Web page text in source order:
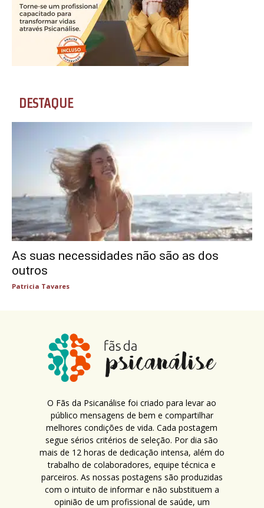
DESTAQUE
As suas necessidades não são as dos
outros
Patricia Tavares
O Fãs da Psicanálise foi criado para levar ao
público mensagens de bem e compartilhar
melhores condições de vida. Cada postagem
segue sérios critérios de seleção. Por dia são
mais de 12 horas de dedicação intensa, além do
trabalho de colaboradores, equipe técnica e
parceiros. As nossas postagens são produzidas
com o intuito de informar e não substituem a
opinião de um profissional de saúde, um